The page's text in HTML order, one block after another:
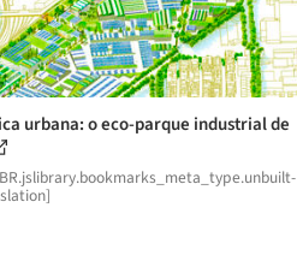
urbana: o eco-parque industrial de